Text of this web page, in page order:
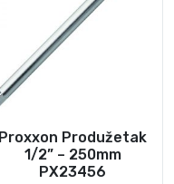
Proxxon Produžetak
1/2” – 250mm
PX23456